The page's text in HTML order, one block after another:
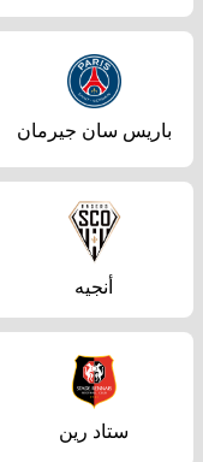
باريس سان جيرمان
أنجيه
ستاد رين